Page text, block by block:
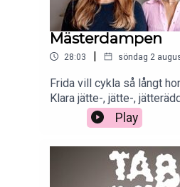
Mästerdampen
28:03 | söndag 2
Frida vill cykla så långt
Klara jätte-, jätte-,
Play